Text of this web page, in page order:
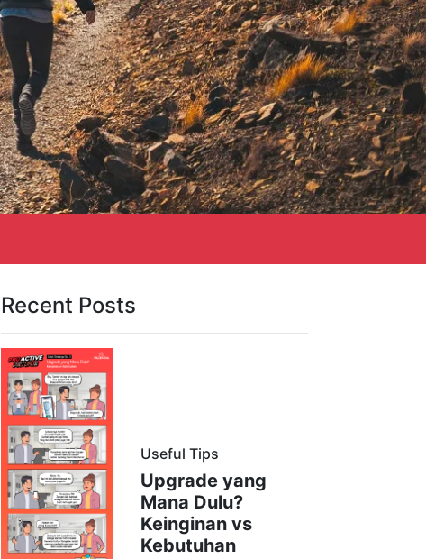
Recent Posts
Useful Tips
Upgrade yang
Mana Dulu?
Keinginan vs
Kebutuhan